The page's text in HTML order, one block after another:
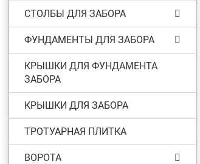
СТОЛБЫ ДЛЯ ЗАБОРА
ФУНДАМЕНТЫ ДЛЯ ЗАБОРА
КРЫШКИ ДЛЯ ФУНДАМЕНТА
ЗАБОРА
КРЫШКИ ДЛЯ ЗАБОРА
ТРОТУАРНАЯ ПЛИТКА
ВОРОТА